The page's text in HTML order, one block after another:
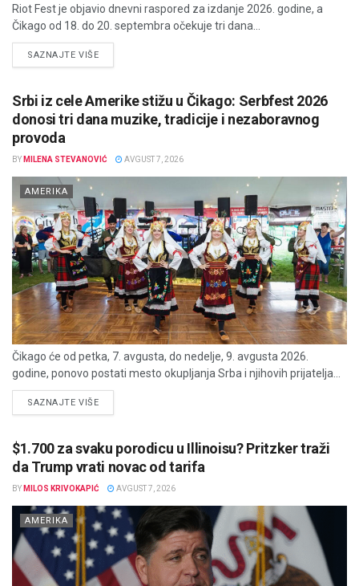
Riot Fest je objavio dnevni raspored za izdanje 2026. godine, a
Čikago od 18. do 20. septembra očekuje tri dana...
SAZNAJTE VIŠEDETAILS
Srbi iz cele Amerike stižu u Čikago: Serbfest 2026
donosi tri dana muzike, tradicije i nezaboravnog
provoda
BY MILENA STEVANOVIĆ AVGUST 7, 2026
AMERIKA
Čikago će od petka, 7. avgusta, do nedelje, 9. avgusta 2026.
godine, ponovo postati mesto okupljanja Srba i njihovih prijatelja...
SAZNAJTE VIŠEDETAILS
$1.700 za svaku porodicu u Illinoisu? Pritzker traži
da Trump vrati novac od tarifa
BY MILOS KRIVOKAPIĆ AVGUST 7, 2026
AMERIKA